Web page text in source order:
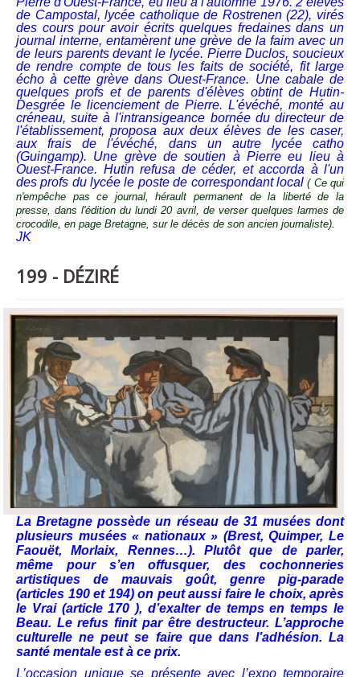
de Campostal, lycée catholique de Rostrenen (22), virés
des cours pour avoir écrits quelques fredaines dans un
journal interne, entamèrent une grève de la faim avec un
de leurs parents devant le lycée. Pierre Duclos, soucieux
de rendre compte de tous les faits de société, fit large
écho à cette grève dans Ouest-France. Une cabale de
quelques profs et de parents d'élèves obtint de Hutin-
Desgrée le licenciement de Pierre. L'évéché, monté au
créneau, suite à l'intransigeance bornée du directeur de
l'établissement, proposa aux deux élèves de les caser,
aux frais de l'évéché, dans un autre lycée catho
(Guingamp). Une grève de soutien à Pierre eu lieu à
Ouest-France. Hutin refusa de céder, et accorda à l'un
des profs du lycée le poste de correspondant local( Ce qui
n'empêche pas ce journal, hérault permanent de la liberté de la
presse, dans l'édition du lundi 20 avril, de verser quelques larmes de
crocodile, en page Bretagne, sur le décès de son ancien journaliste).
JK
199 - DÉZIRÉ
La Bretagne possède un réseau de 31 musées dont
plusieurs musées « nationaux » (Brest, Quimper, Le
Faouët, Morlaix, Rennes…). Plutôt que de parler,
même pour s’en offusquer, des cochonneries
artistiques de mauvais goût, genre pig-parade
(articles 190 et 194) on peut aussi faire le choix, après
le Vrai (article 170 ), d’exalter de temps en temps le
Beau. Le refus finit par être destructeur. L’approche
culturelle ne peut se faire que dans l’adhésion. La
santé mentale est à ce prix.
L’occasion unique se présente avec l’expo temporaire